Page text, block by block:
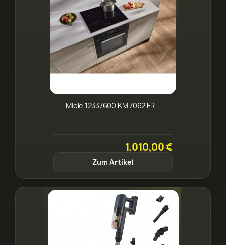
Miele 12337600 KM 7062 FR...
1.010,00 €
Zum Artikel